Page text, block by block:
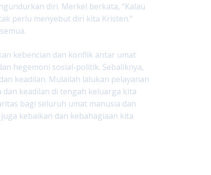
diri. Merkel berkata, “Kalau
perlu menyebut diri kita Kristen.”
kebencian dan konflik antar umat
hegemoni sosial-politik. Sebaliknya,
keadilan. Mulailah lalukan pelayanan
keadilan di tengah keluarga kita
bagi seluruh umat manusia dan
kebaikan dan kebahagiaan kita